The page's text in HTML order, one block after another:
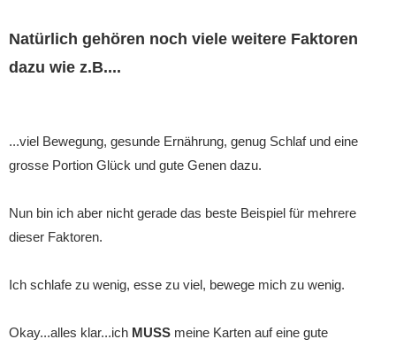
Natürlich gehören noch viele weitere Faktoren
dazu wie z.B....
...viel Bewegung, gesunde Ernährung, genug Schlaf und eine
grosse Portion Glück und gute Genen dazu.
Nun bin ich aber nicht gerade das beste Beispiel für mehrere
dieser Faktoren.
Ich schlafe zu wenig, esse zu viel, bewege mich zu wenig.
Okay...alles klar...ich MUSS meine Karten auf eine gute